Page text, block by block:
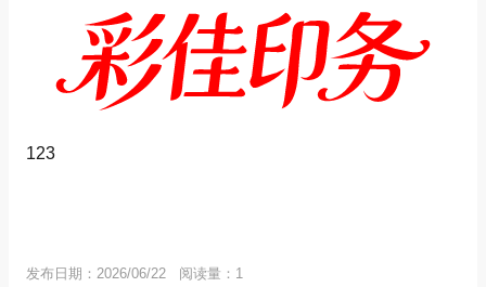
123
发布日期：2026/06/22 阅读量：1